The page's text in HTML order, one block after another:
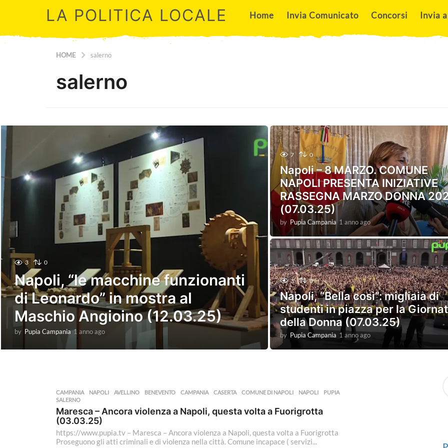
LA POLITICA LOCALE Home Invia Comunicato Concorsi Invia
HOME salerno
salerno
3 0
Napoli, “le macchine funzionanti
di Leonardo” in mostra al
Maschio Angioino (12.03.25)
by Pupia Campania 1 anno ago1
n
g
7 0
Napoli – 8 MARZO. COMUNE
NAPOLI PRESENTA INIZIATIVE
RASSEGNA MARZO DONNA
(07.03.25)
by Pupia Campania 1 anno ago1
n
n
o
a
g
o
3 0
Napoli, “Bella così”: migliaia di
studenti in piazza per la
della Donna (07.03.25)
by Pupia Campania 1 anno ago1
CAMPANIA ,NAPOLI AVELLINO ,BENEVENTO ,CAMPANIA ,CASERTA ,COMUNE DI NAPOLI ,NAPOLI ,PUPIA
SALERNO
Maresca – Ancora violenza a Napoli, questa volta a Fuorigrotta
(03.03.25)
https://www.pupia.tv – Maresca – Ancora violenza a Napoli, questa volta a Fuorigrotta
Proseguono gli atti criminali e di violenza nella città. Comune incapace ( servizi...
o